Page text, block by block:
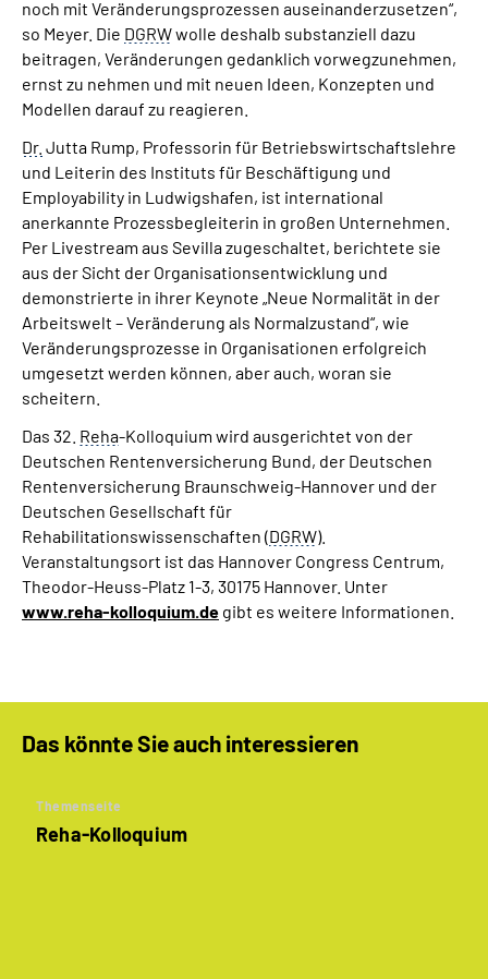
noch mit Veränderungsprozessen auseinanderzusetzen“,
so Meyer. Die DGRWwolle deshalb substanziell dazu
beitragen, Veränderungen gedanklich vorwegzunehmen,
ernst zu nehmen und mit neuen Ideen, Konzepten und
Modellen darauf zu reagieren.
Dr. Jutta Rump, Professorin für Betriebswirtschaftslehre
und Leiterin des Instituts für Beschäftigung und
Employability in Ludwigshafen, ist international
anerkannte Prozessbegleiterin in großen Unternehmen.
Per Livestream aus Sevilla zugeschaltet, berichtete sie
aus der Sicht der Organisationsentwicklung und
demonstrierte in ihrer Keynote „Neue Normalität in der
Arbeitswelt – Veränderung als Normalzustand“, wie
Veränderungsprozesse in Organisationen erfolgreich
umgesetzt werden können, aber auch, woran sie
scheitern.
Das 32. Reha-Kolloquium wird ausgerichtet von der
Deutschen Rentenversicherung Bund, der Deutschen
Rentenversicherung Braunschweig-Hannover und der
Deutschen Gesellschaft für
Rehabilitationswissenschaften (DGRW).
Veranstaltungsort ist das Hannover Congress Centrum,
Theodor-Heuss-Platz 1-3, 30175 Hannover. Unter
www.reha-kolloquium.de gibt es weitere Informationen.
Das könnte Sie auch interessieren
Themenseite
Reha-Kolloquium